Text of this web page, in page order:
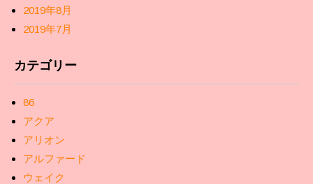
2019年8月
2019年7月
カテゴリー
86
アクア
アリオン
アルファード
ウェイク